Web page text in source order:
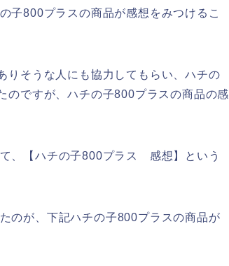
子800プラスの商品が感想をみつけるこ
りそうな人にも協力してもらい、ハチの
のですが、ハチの子800プラスの商品の感
、【ハチの子800プラス 感想】という
のが、下記ハチの子800プラスの商品が